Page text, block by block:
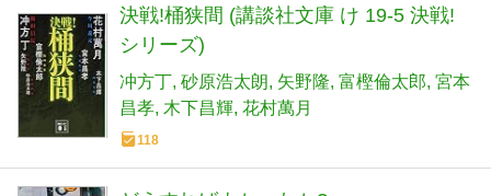
決戦!桶狭間 (講談社文庫 け 19-5 決戦!
シリーズ)
冲方丁 砂原浩太朗 矢野隆 富樫倫太郎 宮本
昌孝 木下昌輝 花村萬月
118